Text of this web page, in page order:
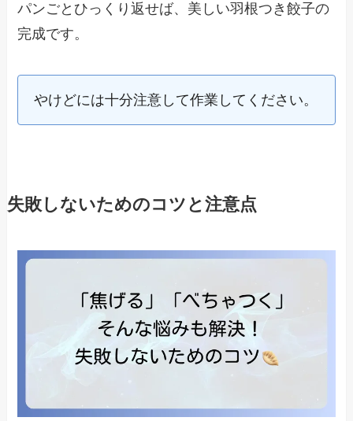
パンごとひっくり返せば、美しい羽根つき餃子の
完成です。
やけどには十分注意して作業してください。
失敗しないためのコツと注意点